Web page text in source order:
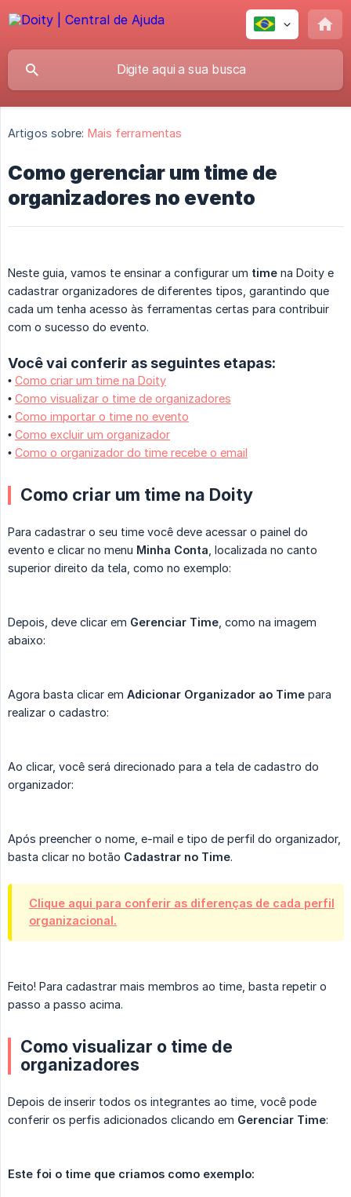
Artigos sobre: Mais ferramentas
Como gerenciar um time de
organizadores no evento
Neste guia, vamos te ensinar a configurar um time na Doity e
cadastrar organizadores de diferentes tipos, garantindo que
cada um tenha acesso às ferramentas certas para contribuir
com o sucesso do evento.
Você vai conferir as seguintes etapas:
• Como criar um time na Doity
• Como visualizar o time de organizadores
• Como importar o time no evento
• Como excluir um organizador
• Como o organizador do time recebe o email
Como criar um time na Doity
Para cadastrar o seu time você deve acessar o painel do
evento e clicar no menu Minha Conta , localizada no canto
superior direito da tela, como no exemplo:
Depois, deve clicar em Gerenciar Time , como na imagem
abaixo:
Agora basta clicar em Adicionar Organizador ao Time para
realizar o cadastro:
Ao clicar, você será direcionado para a tela de cadastro do
organizador:
Após preencher o nome, e-mail e tipo de perfil do organizador,
basta clicar no botão Cadastrar no Time.
Clique aqui para conferir as diferenças de cada perfil
organizacional.
Feito! Para cadastrar mais membros ao time, basta repetir o
passo a passo acima.
Como visualizar o time de
organizadores
Depois de inserir todos os integrantes ao time, você pode
conferir os perfis adicionados clicando em Gerenciar Time:
Este foi o time que criamos como exemplo: